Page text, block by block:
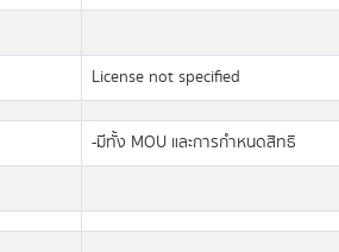
License not specified
-มีทั้ง MOU และการกำหนดสิทธิ